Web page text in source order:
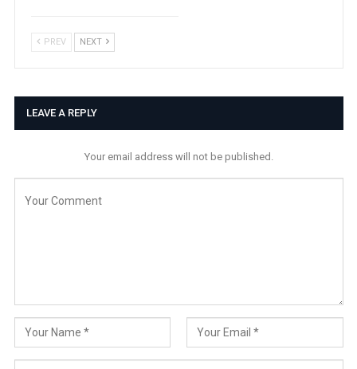
PREV NEXT
LEAVE A REPLY
Your email address will not be published.